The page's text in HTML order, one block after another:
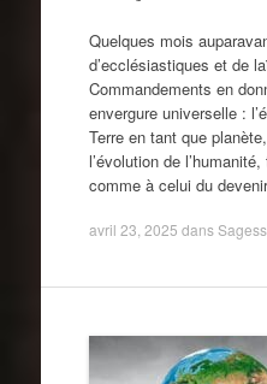
Quelques mois
d’ecclésiastiques et de
Commandements en
envergure universelle :
Terre en tant que
l’évolution de
comme à celui du
avril 23, 2025 dans